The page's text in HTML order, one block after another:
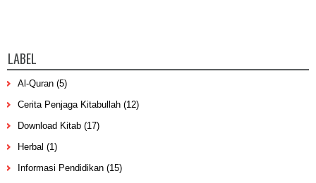
LABEL
Al-Quran (5)
Cerita Penjaga Kitabullah (12)
Download Kitab (17)
Herbal (1)
Informasi Pendidikan (15)